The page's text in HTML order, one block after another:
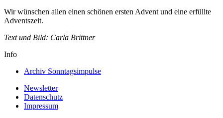
Wir wünschen allen einen schönen ersten Advent und eine erfüllte
Adventszeit.
Text und Bild: Carla Brittner
Info
Archiv Sonntagsimpulse
Newsletter
Datenschutz
Impressum